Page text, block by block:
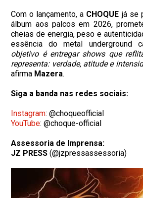
Com o lançamento, a CHOQUE já se
álbum aos palcos em 2026,
cheias de energia, peso e
essência do metal underground
objetivo é entregar shows que
representa: verdade, atitude e
afirma Mazera.
Siga a banda nas redes sociais:
Instagram: @choqueofficial
YouTube: @choque-official​
Assessoria de Imprensa:
JZ PRESS (@jzpressassessoria)